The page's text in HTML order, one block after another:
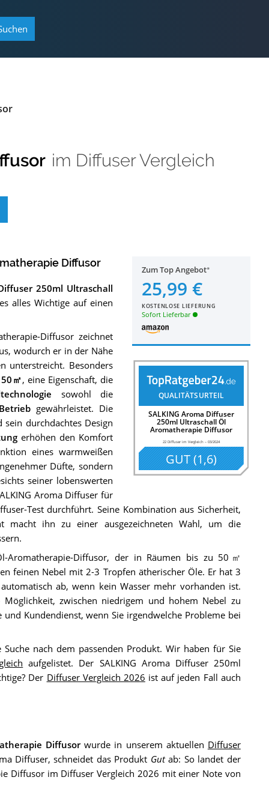
im Diffuser Vergleich
Zum Top Angebot
25,99 €
KOSTENLOSE LIEFERUNG
Sofort Lieferbar
QUALITÄTSURTEIL
SALKING Aroma Diffuser
250ml Ultraschall Öl
Aromatherapie Diffusor
22 Diffuser im Vergleich– 03/2024
GUT(1,6)
Diffusor
250ml Ultraschall
alles Wichtige auf einen
Diffusor zeichnet
wodurch er in der Nähe
unterstreicht. Besonders
㎡, eine Eigenschaft, die
sowohl die
gewährleistet. Die
sein durchdachtes Design
erhöhen den Komfort
eines warmweißen
Düfte, sondern
seiner lobenswerten
Aroma Diffuser für
Test durchführt. Seine Kombination aus Sicherheit,
macht ihn zu einer ausgezeichneten Wahl, um die
Aromatherapie-Diffusor, der in Räumen bis zu 50㎡
feinen Nebel mit 2-3 Tropfen ätherischer Öle. Er hat 3
ab, wenn kein Wasser mehr vorhanden ist.
zwischen niedrigem und hohem Nebel zu
Kundendienst, wenn Sie irgendwelche Probleme bei
nach dem passenden Produkt. Wir haben für Sie
aufgelistet. Der SALKING Aroma Diffuser 250ml
Der Diffuser Vergleich 2026 ist auf jeden Fall auch
Diffusorwurde in unserem aktuellen Diffuser
Diffuser, schneidet das Produkt Gutab: So landet der
Diffusor im Diffuser Vergleich 2026 mit einer Note von